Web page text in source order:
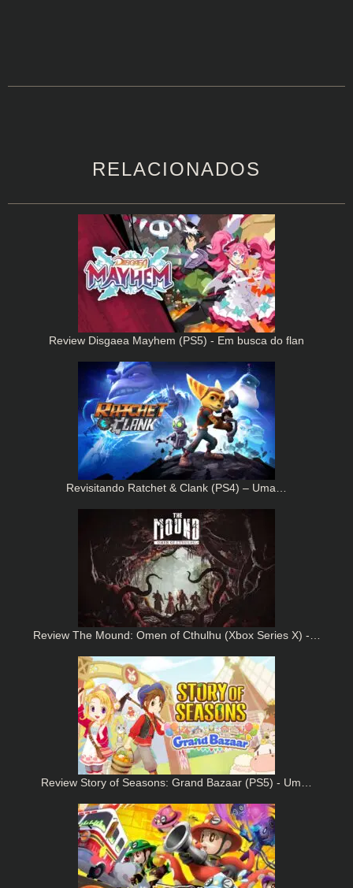
RELACIONADOS
Review Disgaea Mayhem (PS5) - Em busca do flan
Revisitando Ratchet & Clank (PS4) – Uma…
Review The Mound: Omen of Cthulhu (Xbox Series X) -…
Review Story of Seasons: Grand Bazaar (PS5) - Um…